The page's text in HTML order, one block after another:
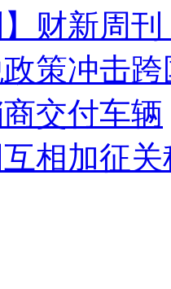
】财新周
策冲击
交付车辆
相加征